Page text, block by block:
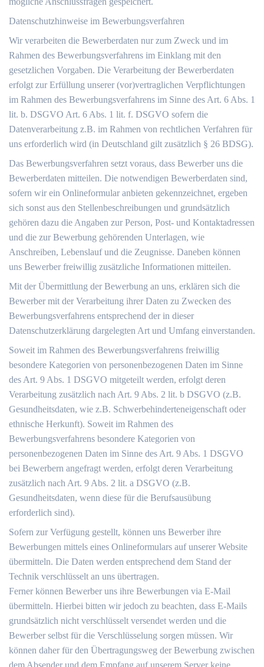
Datenschutzhinweise im Bewerbungsverfahren
Wir verarbeiten die Bewerberdaten nur zum Zweck und im
Rahmen des Bewerbungsverfahrens im Einklang mit den
gesetzlichen Vorgaben. Die Verarbeitung der Bewerberdaten
erfolgt zur Erfüllung unserer (vor)vertraglichen Verpflichtungen
im Rahmen des Bewerbungsverfahrens im Sinne des Art. 6 Abs. 1
lit. b. DSGVO Art. 6 Abs. 1 lit. f. DSGVO sofern die
Datenverarbeitung z.B. im Rahmen von rechtlichen Verfahren für
uns erforderlich wird (in Deutschland gilt zusätzlich § 26 BDSG).
Das Bewerbungsverfahren setzt voraus, dass Bewerber uns die
Bewerberdaten mitteilen. Die notwendigen Bewerberdaten sind,
sofern wir ein Onlineformular anbieten gekennzeichnet, ergeben
sich sonst aus den Stellenbeschreibungen und grundsätzlich
gehören dazu die Angaben zur Person, Post- und Kontaktadressen
und die zur Bewerbung gehörenden Unterlagen, wie
Anschreiben, Lebenslauf und die Zeugnisse. Daneben können
uns Bewerber freiwillig zusätzliche Informationen mitteilen.
Mit der Übermittlung der Bewerbung an uns, erklären sich die
Bewerber mit der Verarbeitung ihrer Daten zu Zwecken des
Bewerbungsverfahrens entsprechend der in dieser
Datenschutzerklärung dargelegten Art und Umfang einverstanden.
Soweit im Rahmen des Bewerbungsverfahrens freiwillig
besondere Kategorien von personenbezogenen Daten im Sinne
des Art. 9 Abs. 1 DSGVO mitgeteilt werden, erfolgt deren
Verarbeitung zusätzlich nach Art. 9 Abs. 2 lit. b DSGVO (z.B.
Gesundheitsdaten, wie z.B. Schwerbehinderteneigenschaft oder
ethnische Herkunft). Soweit im Rahmen des
Bewerbungsverfahrens besondere Kategorien von
personenbezogenen Daten im Sinne des Art. 9 Abs. 1 DSGVO
bei Bewerbern angefragt werden, erfolgt deren Verarbeitung
zusätzlich nach Art. 9 Abs. 2 lit. a DSGVO (z.B.
Gesundheitsdaten, wenn diese für die Berufsausübung
erforderlich sind).
Sofern zur Verfügung gestellt, können uns Bewerber ihre
Bewerbungen mittels eines Onlineformulars auf unserer Website
übermitteln. Die Daten werden entsprechend dem Stand der
Technik verschlüsselt an uns übertragen.
Ferner können Bewerber uns ihre Bewerbungen via E-Mail
übermitteln. Hierbei bitten wir jedoch zu beachten, dass E-Mails
grundsätzlich nicht verschlüsselt versendet werden und die
Bewerber selbst für die Verschlüsselung sorgen müssen. Wir
können daher für den Übertragungsweg der Bewerbung zwischen
dem Absender und dem Empfang auf unserem Server keine